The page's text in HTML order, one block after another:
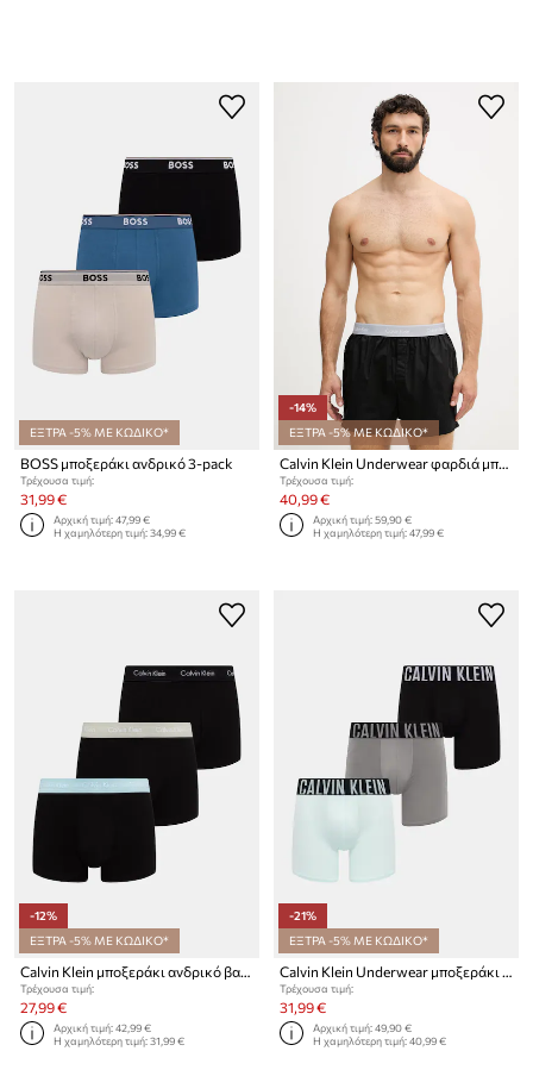
ΕΞΤΡΑ -5% ΜΕ ΚΩΔΙΚΟ*
BOSS μποξεράκι ανδρικό 3-pack
Τρέχουσα τιμή:
31,99 €
Αρχική τιμή:47,99 €
Η χαμηλότερη τιμή:34,99 €
-14%
ΕΞΤΡΑ -5% ΜΕ ΚΩΔΙΚΟ*
Τρέχουσα τιμή:
40,99 €
Αρχική τιμή:59,90 €
Η χαμηλότερη τιμή:47,99 €
-12%
ΕΞΤΡΑ -5% ΜΕ ΚΩΔΙΚΟ*
Calvin Klein μποξεράκι ανδρικό βαμβακερό με ελαστάν 3-pack
Τρέχουσα τιμή:
27,99 €
Αρχική τιμή:42,99 €
Η χαμηλότερη τιμή:31,99 €
-21%
ΕΞΤΡΑ -5% ΜΕ ΚΩΔΙΚΟ*
Calvin Klein Underwear μποξεράκι ανδρικό 3-pack
Τρέχουσα τιμή:
31,99 €
Αρχική τιμή:49,90 €
Η χαμηλότερη τιμή:40,99 €